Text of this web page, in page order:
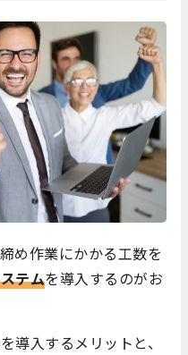
め作業にかかる工数を
テムを導入するのがお
導入するメリットと、